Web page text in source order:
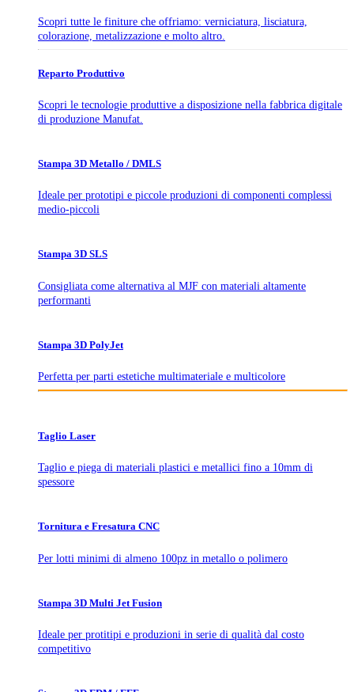
Scopri tutte le finiture che offriamo: verniciatura, lisciatura,
colorazione, metalizzazione e molto altro.
Reparto Produttivo
Scopri le tecnologie produttive a disposizione nella fabbrica digitale
di produzione Manufat.
Stampa 3D Metallo / DMLS
Ideale per prototipi e piccole produzioni di componenti complessi
medio-piccoli
Stampa 3D SLS
Consigliata come alternativa al MJF con materiali altamente
performanti
Stampa 3D PolyJet
Perfetta per parti estetiche multimateriale e multicolore
Taglio Laser
Taglio e piega di materiali plastici e metallici fino a 10mm di
spessore
Tornitura e Fresatura CNC
Per lotti minimi di almeno 100pz in metallo o polimero
Stampa 3D Multi Jet Fusion
Ideale per protitipi e produzioni in serie di qualità dal costo
competitivo